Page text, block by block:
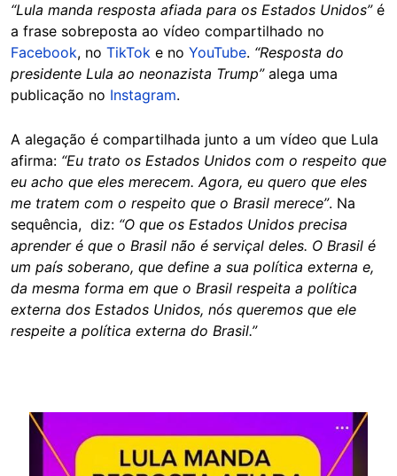
“Lula manda resposta afiada para os Estados Unidos” é
a frase sobreposta ao vídeo compartilhado no
Facebook, no TikTok e no YouTube. “Resposta do
presidente Lula ao neonazista Trump”alega uma
publicação no Instagram.
A alegação é compartilhada junto a um vídeo que Lula
afirma: “Eu trato os Estados Unidos com o respeito que
eu acho que eles merecem. Agora, eu quero que eles
me tratem com o respeito que o Brasil merece”. Na
sequência, diz: “O que os Estados Unidos precisa
aprender é que o Brasil não é serviçal deles. O Brasil é
um país soberano, que define a sua política externa e,
da mesma forma em que o Brasil respeita a política
externa dos Estados Unidos, nós queremos que ele
respeite a política externa do Brasil.”
Image